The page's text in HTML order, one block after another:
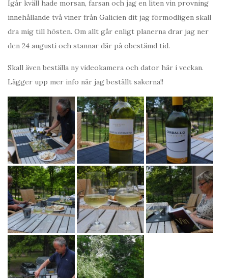
Igår kväll hade morsan, farsan och jag en liten vin provning
innehållande två viner från Galicien dit jag förmodligen skall
dra mig till hösten. Om allt går enligt planerna drar jag ner
den 24 augusti och stannar där på obestämd tid.
Skall även beställa ny videokamera och dator här i veckan.
Lägger upp mer info när jag beställt sakerna!!